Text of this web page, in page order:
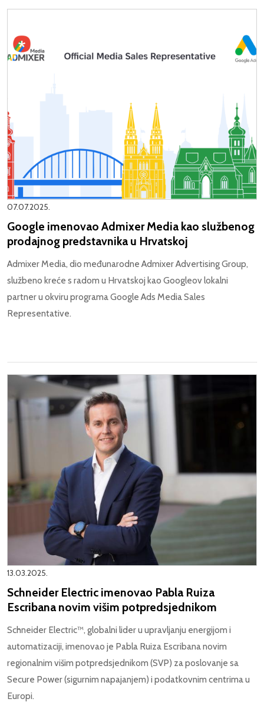
07.07.2025.
Google imenovao Admixer Media kao službenog
prodajnog predstavnika u Hrvatskoj
Admixer Media, dio međunarodne Admixer Advertising Group,
službeno kreće s radom u Hrvatskoj kao Googleov lokalni
partner u okviru programa Google Ads Media Sales
Representative.
13.03.2025.
Schneider Electric imenovao Pabla Ruiza
Escribana novim višim potpredsjednikom
Schneider Electric™, globalni lider u upravljanju energijom i
automatizaciji, imenovao je Pabla Ruiza Escribana novim
regionalnim višim potpredsjednikom (SVP) za poslovanje sa
Secure Power (sigurnim napajanjem) i podatkovnim centrima u
Europi.